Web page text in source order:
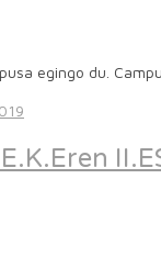
egingo du.